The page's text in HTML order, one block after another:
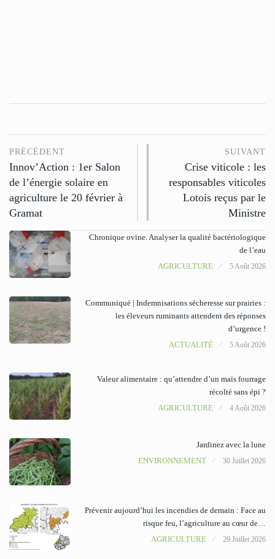
PRÉCÉDENT
Innov’Action : 1er Salon
de l’énergie solaire en
agriculture le 20 février à
Gramat
SUIVANT
Crise viticole : les
responsables viticoles
Lotois reçus par le
Ministre
Chronique ovine. Analyser la qualité bactériologique
de l’eau
AGRICULTURE
5 Août 2026
Communiqué | Indemnisations sécheresse sur prairies :
les éleveurs ruminants attendent des réponses
d’urgence !
ACTUALITÉ
5 Août 2026
Valeur alimentaire : qu’attendre d’un maïs fourrage
récolté sans épi ?
AGRICULTURE
4 Août 2026
Jardinez avec la lune
ENVIRONNEMENT
30 Juillet 2026
Prévenir aujourd’hui les incendies de demain : Face au
risque feu, l’agriculture au cœur de…
AGRICULTURE
29 Juillet 2026